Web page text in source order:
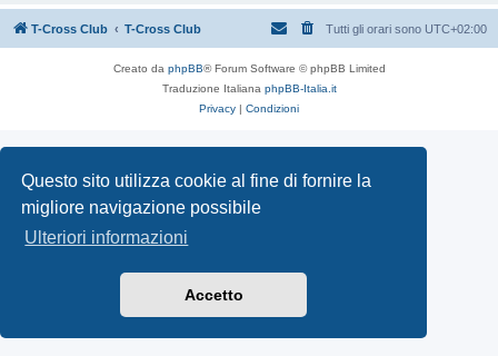
Questo sito utilizza cookie al fine di fornire la
migliore navigazione possibile
Ulteriori informazioni
Accetto
T-Cross Club T-Cross Club Tutti gli orari sono UTC+02:00
Creato da phpBB® Forum Software © phpBB Limited
Traduzione Italiana phpBB-Italia.it
Privacy | Condizioni